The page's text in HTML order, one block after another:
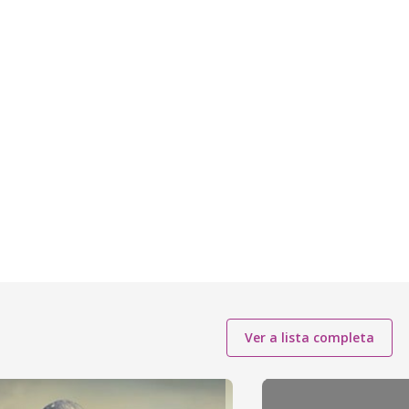
Ver a lista completa